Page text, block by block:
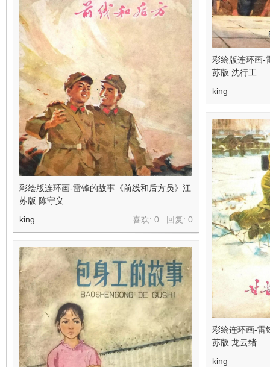
彩绘版连环画-
苏版 沈行工
king
彩绘版连环画-雷锋的故事《前线和后方员》江
苏版 陈守义
喜欢: 0 回复: 0
king
彩绘连环画-雷
苏版 龙云绪
king